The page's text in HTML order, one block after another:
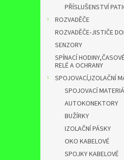
PŘÍSLUŠENSTVÍ
ROZVADĚČE
ROZVADĚČE-JISTIČE
SENZORY
SPÍNACÍ
RELÉ A OCHRANY
SPOJOVACÍ,IZOLAČNÍ
SPOJOVACÍ
AUTOKONEKTORY
BUŽÍRKY
IZOLAČNÍ PÁSKY
OKO KABELOVÉ
SPOJKY KABELOVÉ